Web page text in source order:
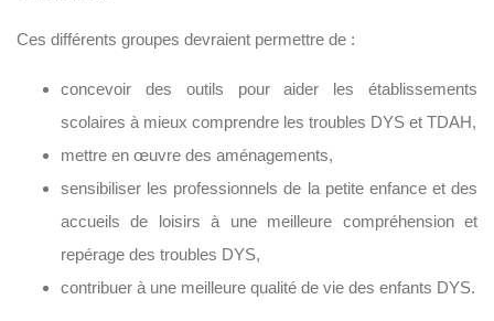
Ces différents groupes devraient permettre de :
concevoir des outils pour aider les établissements
scolaires à mieux comprendre les troubles DYS et TDAH,
mettre en œuvre des aménagements,
sensibiliser les professionnels de la petite enfance et des
accueils de loisirs à une meilleure compréhension et
repérage des troubles DYS,
contribuer à une meilleure qualité de vie des enfants DYS.